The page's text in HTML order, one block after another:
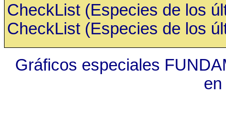
CheckList (Especies de los
CheckList (Especies de los
Gráficos especiales